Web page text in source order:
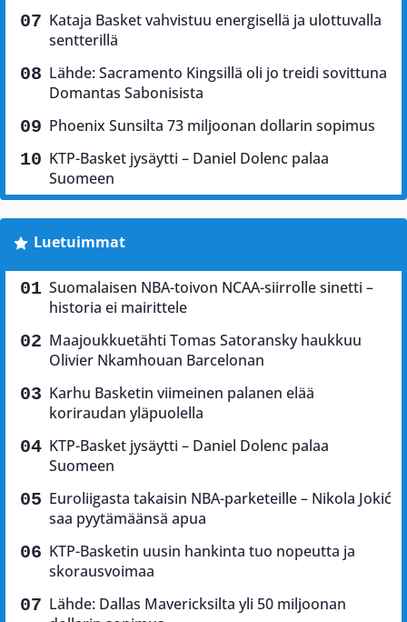
Kataja Basket vahvistuu energisellä ja ulottuvalla
sentterillä
Lähde: Sacramento Kingsillä oli jo treidi sovittuna
Domantas Sabonisista
Phoenix Sunsilta 73 miljoonan dollarin sopimus
KTP-Basket jysäytti – Daniel Dolenc palaa
Suomeen
Luetuimmat
Suomalaisen NBA-toivon NCAA-siirrolle sinetti –
historia ei mairittele
Maajoukkuetähti Tomas Satoransky haukkuu
Olivier Nkamhouan Barcelonan
Karhu Basketin viimeinen palanen elää
koriraudan yläpuolella
KTP-Basket jysäytti – Daniel Dolenc palaa
Suomeen
Euroliigasta takaisin NBA-parketeille – Nikola Jokić
saa pyytämäänsä apua
KTP-Basketin uusin hankinta tuo nopeutta ja
skorausvoimaa
Lähde: Dallas Mavericksilta yli 50 miljoonan